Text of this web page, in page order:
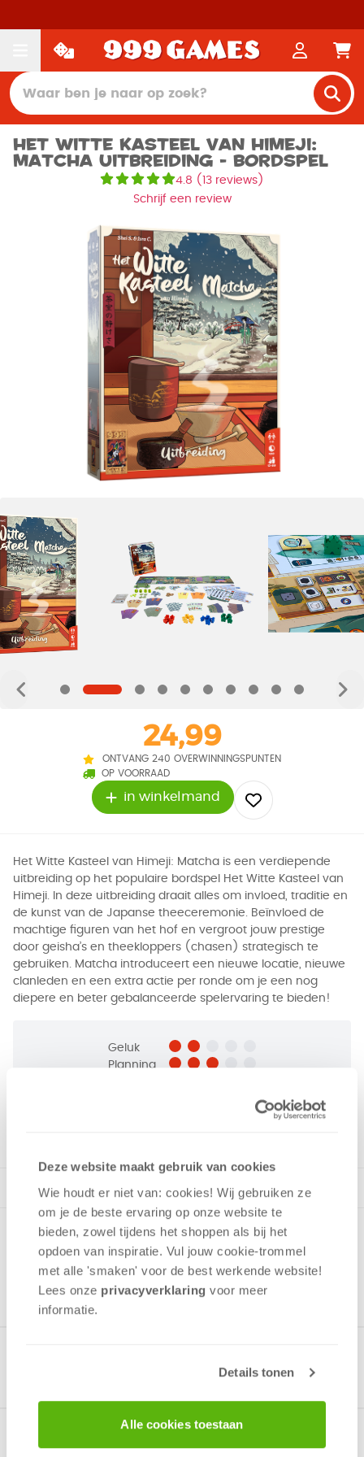
Deze website maakt gebruik van cookies
Wie houdt er niet van: cookies! Wij gebruiken ze
om je de beste ervaring op onze website te
bieden, zowel tijdens het shoppen als bij het
opdoen van inspiratie. Vul jouw cookie-trommel
met alle 'smaken' voor de best werkende website​!
Lees onze privacyverklaring voor meer
informatie.
Details tonen
Alle cookies toestaan
Het Witte Kasteel van Himeji:
Matcha Uitbreiding - Bordspel
4.8 ( 13 reviews)
Schrijf een review
24,99
ONTVANG 240 OVERWINNINGSPUNTEN
OP VOORRAAD
in winkelmand
Het Witte Kasteel van Himeji: Matcha is een verdiepende
uitbreiding op het populaire bordspel Het Witte Kasteel van
Himeji. In deze uitbreiding draait alles om invloed, traditie en
de kunst van de Japanse theeceremonie. Beïnvloed de
machtige figuren van het hof en vergroot jouw prestige
door geisha’s en theekloppers (chasen) strategisch te
gebruiken. Matcha introduceert een nieuwe locatie, nieuwe
clanleden en een extra actie per ronde om je een nog
diepere en beter gebalanceerde spelervaring te bieden!
Geluk
Planning
v.a. 12 jaar
Gerelateerde producten